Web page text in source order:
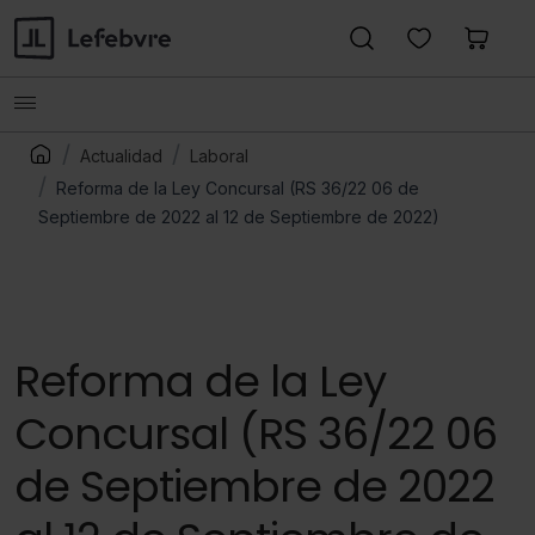
Actualidad
Laboral
Reforma de la Ley Concursal (RS 36/22 06 de
Septiembre de 2022 al 12 de Septiembre de 2022)
Reforma de la Ley
Concursal (RS 36/22 06
de Septiembre de 2022